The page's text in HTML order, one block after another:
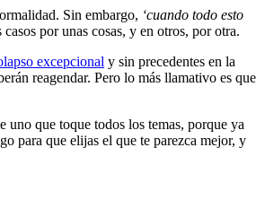
Sin embargo, ‘cuando todo esto
por unas cosas, y en otros, por otra.
excepcional y sin precedentes en la
reagendar. Pero lo más llamativo es que
uno que toque todos los temas, porque ya
para que elijas el que te parezca mejor, y